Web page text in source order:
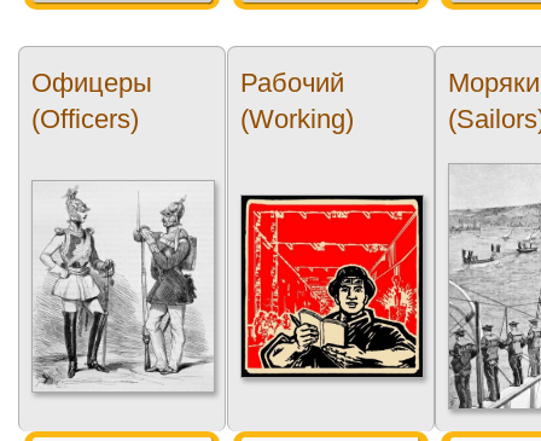
Офицеры
(Officers)
Рабочий
(Working)
Моряки